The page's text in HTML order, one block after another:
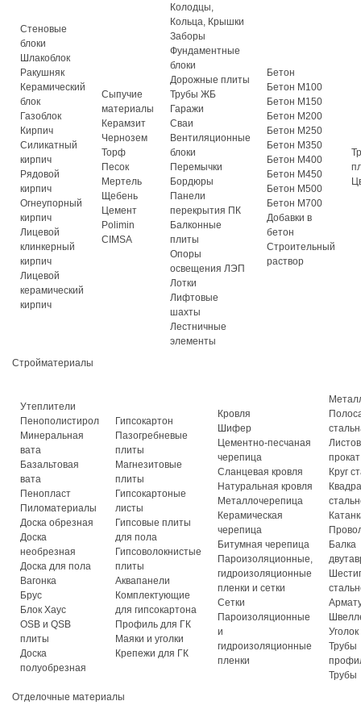
Стеновые
блоки
Шлакоблок
Ракушняк
Керамический
блок
Газоблок
Кирпич
Силикатный
кирпич
Рядовой
кирпич
Огнеупорный
кирпич
Лицевой
клинкерный
кирпич
Лицевой
керамический
кирпич
Сыпучие
материалы
Керамзит
Чернозем
Торф
Песок
Мертель
Щебень
Цемент
Polimin
CIMSA
Колодцы,
Кольца, Крышки
Заборы
Фундаментные
блоки
Дорожные плиты
Трубы ЖБ
Гаражи
Сваи
Вентиляционные
блоки
Перемычки
Бордюры
Панели
перекрытия ПК
Балконные
плиты
Опоры
освещения ЛЭП
Лотки
Лифтовые
шахты
Лестничные
элементы
Бетон
Бетон М100
Бетон М150
Бетон М200
Бетон М250
Бетон М350
Бетон М400
Бетон М450
Бетон М500
Бетон М700
Добавки в
бетон
Строительный
раствор
Стройматериалы
Утеплители
Пенополистирол
Минеральная
вата
Базальтовая
вата
Пенопласт
Пиломатериалы
Доска обрезная
Доска
необрезная
Доска для пола
Вагонка
Брус
Блок Хаус
OSB и QSB
плиты
Доска
полуобрезная
Гипсокартон
Пазогребневые
плиты
Магнезитовые
плиты
Гипсокартоные
листы
Гипсовые плиты
для пола
Гипсоволокнистые
плиты
Аквапанели
Комплектующие
для гипсокартона
Профиль для ГК
Маяки и уголки
Крепежи для ГК
Кровля
Шифер
Цементно-песчаная
черепица
Сланцевая кровля
Натуральная кровля
Металлочерепица
Керамическая
черепица
Битумная черепица
Пароизоляционные,
гидроизоляционные
пленки и сетки
Сетки
Пароизоляционные
и
гидроизоляционные
пленки
прокат
Круг
Балка
Уголок
Трубы
Трубы
Отделочные материалы